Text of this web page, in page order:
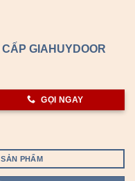
GIAHUYDOOR
GỌI NGAY
PHẨM